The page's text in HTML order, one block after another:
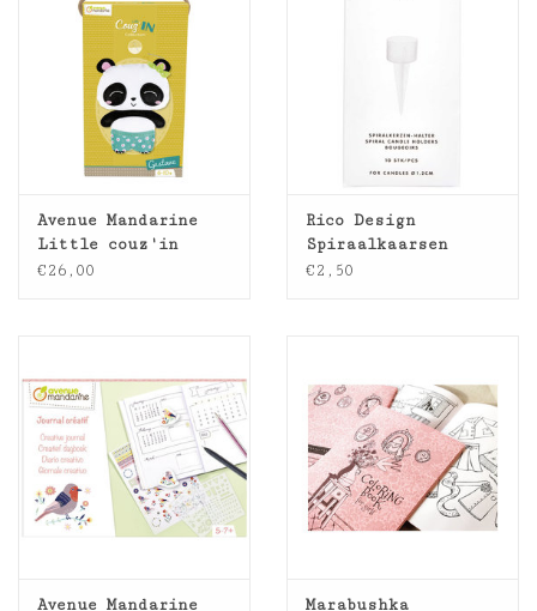
Avenue Mandarine
Little couz'in
Gustave panda
€26,00
Rico Design
Spiraalkaarsen
houder 10st dia
€2,50
Avenue Mandarine
Marabushka